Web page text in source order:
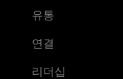
유통
연결
리더십